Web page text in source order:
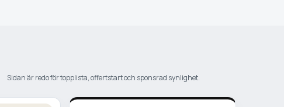
Sidan är redo för topplista, offertstart och sponsrad synlighet.